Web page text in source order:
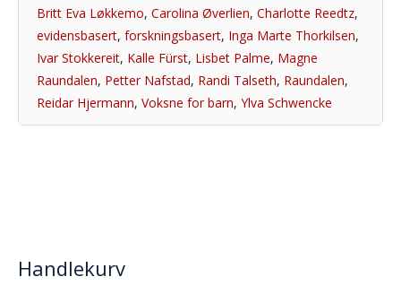
Britt Eva Løkkemo, Carolina Øverlien, Charlotte Reedtz,
evidensbasert, forskningsbasert, Inga Marte Thorkilsen,
Ivar Stokkereit, Kalle Fürst, Lisbet Palme, Magne
Raundalen, Petter Nafstad, Randi Talseth, Raundalen,
Reidar Hjermann, Voksne for barn, Ylva Schwencke
Handlekurv